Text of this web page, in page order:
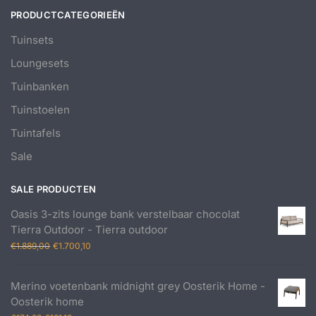
PRODUCTCATEGORIEËN
Tuinsets
Loungesets
Tuinbanken
Tuinstoelen
Tuintafels
Sale
SALE PRODUCTEN
Oasis 3-zits lounge bank verstelbaar chocolat
Tierra Outdoor - Tierra outdoor
€1.889,00 Oorspronkelijke
€1.889,00.
€1.700,10
€1.700,10.
Merino voetenbank midnight grey Oosterik Home -
Oosterik home